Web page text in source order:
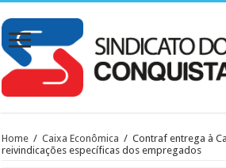
Home / Caixa Econômica / Contraf entrega à
reivindicações específicas dos empregados